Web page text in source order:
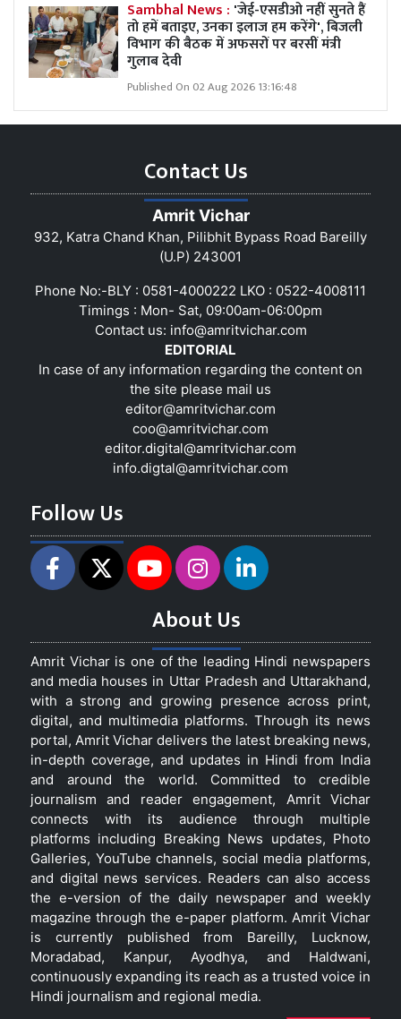
Sambhal News : 'जेई-एसडीओ नहीं सुनते हैं
तो हमें बताइए, उनका इलाज हम करेंगे', बिजली
विभाग की बैठक में अफसरों पर बरसीं मंत्री
गुलाब देवी
Published On 02 Aug 2026 13:16:48
Contact Us
Amrit Vichar
932, Katra Chand Khan, Pilibhit Bypass Road Bareilly
(U.P) 243001
Phone No:-BLY : 0581-4000222 LKO : 0522-4008111
Timings : Mon- Sat, 09:00am-06:00pm
Contact us: info@amritvichar.com
EDITORIAL
In case of any information regarding the content on
the site please mail us
editor@amritvichar.com
coo@amritvichar.com
editor.digital@amritvichar.com
info.digtal@amritvichar.com
Follow Us
About Us
Amrit Vichar is one of the leading Hindi newspapers
and media houses in Uttar Pradesh and Uttarakhand,
with a strong and growing presence across print,
digital, and multimedia platforms. Through its news
portal, Amrit Vichar delivers the latest breaking news,
in-depth coverage, and updates in Hindi from India
and around the world. Committed to credible
journalism and reader engagement, Amrit Vichar
connects with its audience through multiple
platforms including Breaking News updates, Photo
Galleries, YouTube channels, social media platforms,
and digital news services. Readers can also access
the e-version of the daily newspaper and weekly
magazine through the e-paper platform. Amrit Vichar
is currently published from Bareilly, Lucknow,
Moradabad, Kanpur, Ayodhya, and Haldwani,
continuously expanding its reach as a trusted voice in
Hindi journalism and regional media.